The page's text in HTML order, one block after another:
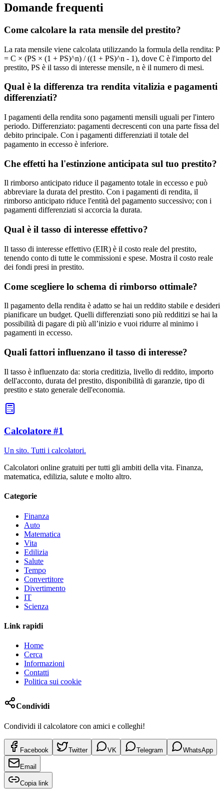
Domande frequenti
Come calcolare la rata mensile del prestito?
La rata mensile viene calcolata utilizzando la formula della rendita: P
= C × (PS × (1 + PS)^n) / ((1 + PS)^n - 1), dove C è l'importo del
prestito, PS è il tasso di interesse mensile, n è il numero di mesi.
Qual è la differenza tra rendita vitalizia e pagamenti
differenziati?
I pagamenti della rendita sono pagamenti mensili uguali per l'intero
periodo. Differenziato: pagamenti decrescenti con una parte fissa del
debito principale. Con i pagamenti differenziati il ​​totale del
pagamento in eccesso è inferiore.
Che effetti ha l'estinzione anticipata sul tuo prestito?
Il rimborso anticipato riduce il pagamento totale in eccesso e può
abbreviare la durata del prestito. Con i pagamenti di rendita, il
rimborso anticipato riduce l'entità del pagamento successivo; con i
pagamenti differenziati si accorcia la durata.
Qual è il tasso di interesse effettivo?
Il tasso di interesse effettivo (EIR) è il costo reale del prestito,
tenendo conto di tutte le commissioni e spese. Mostra il costo reale
dei fondi presi in prestito.
Come scegliere lo schema di rimborso ottimale?
Il pagamento della rendita è adatto se hai un reddito stabile e desideri
pianificare un budget. Quelli differenziati sono più redditizi se hai la
possibilità di pagare di più all’inizio e vuoi ridurre al minimo i
pagamenti in eccesso.
Quali fattori influenzano il tasso di interesse?
Il tasso è influenzato da: storia creditizia, livello di reddito, importo
dell'acconto, durata del prestito, disponibilità di garanzie, tipo di
prestito e stato generale dell'economia.
Calcolatore #1
Un sito. Tutti i calcolatori.
Calcolatori online gratuiti per tutti gli ambiti della vita. Finanza,
matematica, edilizia, salute e molto altro.
Categorie
Finanza
Auto
Matematica
Vita
Edilizia
Salute
Tempo
Convertitore
Divertimento
IT
Scienza
Link rapidi
Home
Cerca
Informazioni
Contatti
Politica sui cookie
Condividi
Condividi il calcolatore con amici e colleghi!
Facebook Twitter VK Telegram WhatsApp
Email
Copia link